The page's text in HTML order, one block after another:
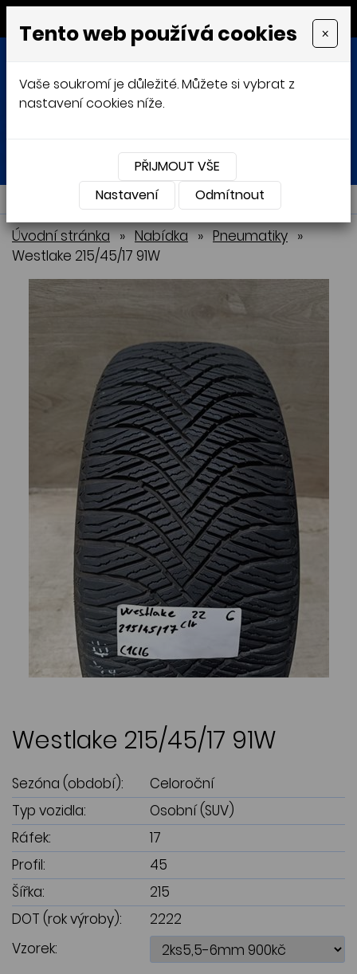
MENU
Přihlásit Košík
NABÍDKA
Úvodní stránka » Nabídka » Pneumatiky »
Westlake 215/45/17 91W
Westlake 215/45/17 91W
Sezóna (období):
Celoroční
Typ vozidla:
Osobní (SUV)
Ráfek:
17
Profil:
45
Šířka:
215
DOT (rok výroby):
2222
Vzorek:
Tento web používá cookies ×
Vaše soukromí je důležité. Můžete si vybrat z
nastavení cookies níže.
PŘIJMOUT VŠE
Nastavení
Odmítnout